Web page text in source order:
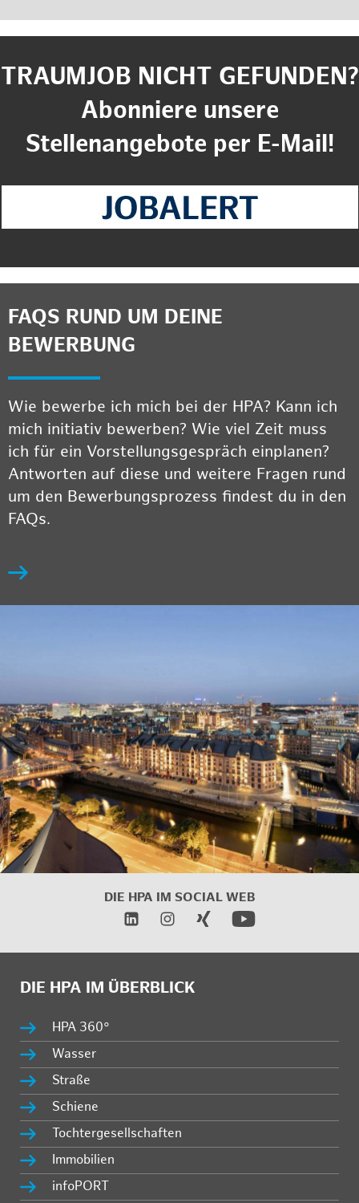
TRAUMJOB NICHT GEFUNDEN?
Abonniere unsere
Stellenangebote per E-Mail!
FAQS RUND UM DEINE
BEWERBUNG
Wie bewerbe ich mich bei der HPA? Kann ich
mich initiativ bewerben? Wie viel Zeit muss
ich für ein Vorstellungsgespräch einplanen?
Antworten auf diese und weitere Fragen rund
um den Bewerbungsprozess findest du in den
FAQs.
DIE HPA IM SOCIAL WEB
DIE HPA IM ÜBERBLICK
HPA 360°
Wasser
Straße
Schiene
Tochtergesellschaften
Immobilien
infoPORT